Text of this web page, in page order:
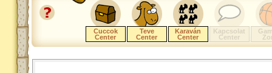
Cuccok
Center
Teve
Center
Karaván
Center
Kapcsolat
Center